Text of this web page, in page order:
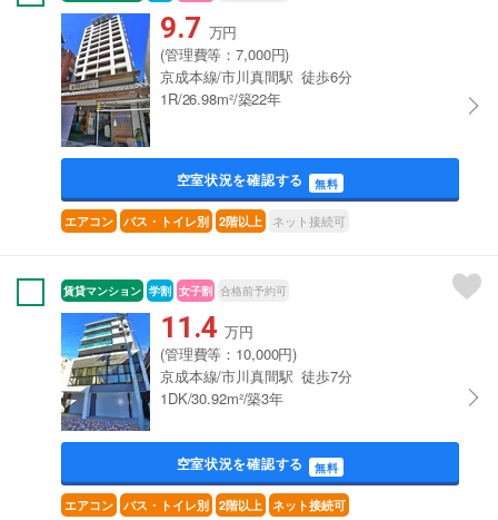
9.7 万円
(管理費等：7,000円)
京成本線/市川真間駅 徒歩6分
1R/26.98m²/築22年
空室状況を確認する 無料
エアコン バス・トイレ別 2階以上 ネット接続可
賃貸マンション 学割 女子割 合格前予約可
11.4 万円
(管理費等：10,000円)
京成本線/市川真間駅 徒歩7分
1DK/30.92m²/築3年
空室状況を確認する 無料
エアコン バス・トイレ別 2階以上 ネット接続可